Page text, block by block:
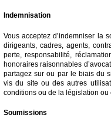
Indemnisation
Vous acceptez d’indemniser la
dirigeants, cadres, agents,
perte, responsabilité,
honoraires raisonnables
partagez sur ou par le biais du
vis du site ou des autres
conditions ou de la législation ou
Soumissions